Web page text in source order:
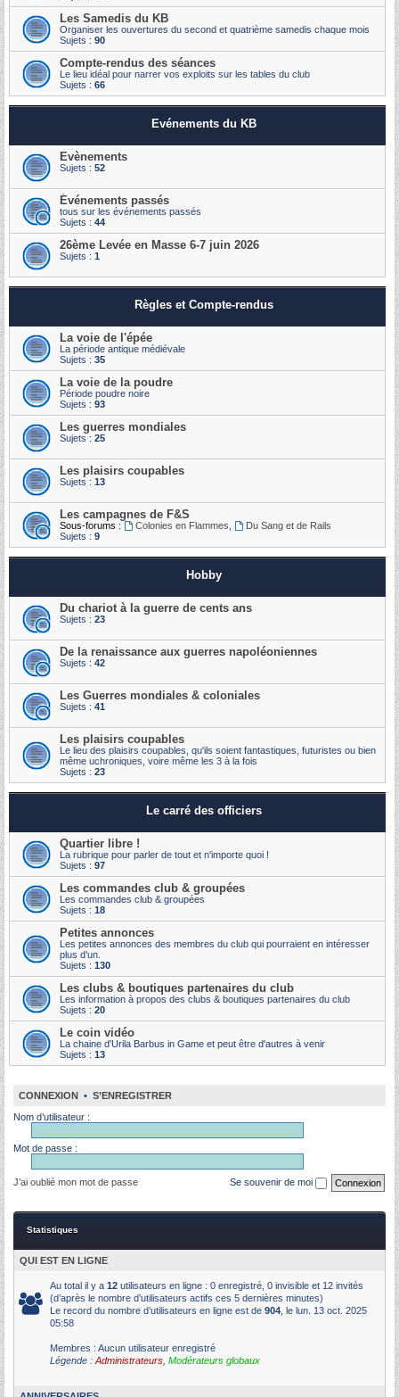
Les Samedis du KB
Organiser les ouvertures du second et quatrième samedis chaque mois
Sujets : 90
Compte-rendus des séances
Le lieu idéal pour narrer vos exploits sur les tables du club
Sujets : 66
Evénements du KB
Evènements
Sujets : 52
Événements passés
tous sur les événements passés
Sujets : 44
26ème Levée en Masse 6-7 juin 2026
Sujets : 1
Règles et Compte-rendus
La voie de l'épée
La période antique médiévale
Sujets : 35
La voie de la poudre
Période poudre noire
Sujets : 93
Les guerres mondiales
Sujets : 25
Les plaisirs coupables
Sujets : 13
Les campagnes de F&S
Sous-forums : Colonies en Flammes
Du Sang et de Rails
Sujets : 9
Hobby
Du chariot à la guerre de cents ans
Sujets : 23
De la renaissance aux guerres napoléoniennes
Sujets : 42
Les Guerres mondiales & coloniales
Sujets : 41
Les plaisirs coupables
Le lieu des plaisirs coupables, qu'ils soient fantastiques, futuristes ou bien
même uchroniques, voire même les 3 à la fois
Sujets : 23
Le carré des officiers
Quartier libre !
La rubrique pour parler de tout et n'importe quoi !
Sujets : 97
Les commandes club & groupées
Les commandes club & groupées
Sujets : 18
Petites annonces
Les petites annonces des membres du club qui pourraient en intéresser
plus d'un.
Sujets : 130
Les clubs & boutiques partenaires du club
Les information à propos des clubs & boutiques partenaires du club
Sujets : 20
Le coin vidéo
La chaine d'Urila Barbus in Game et peut être d'autres à venir
Sujets : 13
CONNEXION • S’ENREGISTRER
Nom d’utilisateur :
Mot de passe :
J’ai oublié mon mot de passe Se souvenir de moi
Statistiques
QUI EST EN LIGNE
Au total il y a 12 utilisateurs en ligne : 0 enregistré, 0 invisible et 12 invités
(d’après le nombre d’utilisateurs actifs ces 5 dernières minutes)
Le record du nombre d’utilisateurs en ligne est de 904 , le lun. 13 oct. 2025
05:58
Membres : Aucun utilisateur enregistré
Légende : Administrateurs Modérateurs globaux